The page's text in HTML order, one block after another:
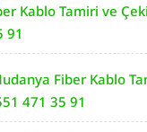
Kablo Tamiri ve
91
Fiber Kablo
471 35 91